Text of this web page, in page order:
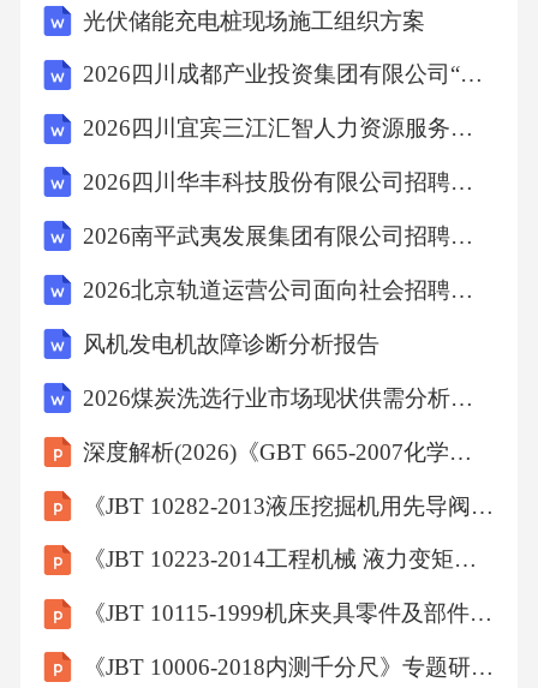
有无颗粒和有颗粒的催化剂反应器中通入混合
气体，使气体离开装置前达到化学平衡，随时
间推移，出气口气体成分变化如下。(9)催化剂
中无添加颗粒与添加颗粒比较，前的平衡含量
下降，其他气体平衡含量升高，可能的原因是_
______。后气体含量发生变化可能的原因是___
____。(10)实验同时发现，不论是否加入，后的
平衡值，可能的原因是_______(化学方程式表
示)。(11)可通过电化学还原制备甲醇，电解原
理如图。双极膜由阳离子交换膜和阴离子交换
膜构成，在直流电场的作用下，双极膜间解离
成和向两极迁移。催化电极上的电极反应式为_
__________。三、三氯化六氨合钴的制备3．
【经典题型】三氯化六氨合钴(Ⅲ)(，)溶于热
水，微溶于冷水，难溶于乙醇，在农业上可用
光伏储能充电桩现场施工组织方案
2026四川成都产业投资集团有限公司“蓉漂人才荟”城市行校园招聘笔试历年参考题库附带答案详解
2026四川宜宾三江汇智人力资源服务有限公司第六批招聘外派项目人员2人笔试历年参考题库附带答案详解
2026四川华丰科技股份有限公司招聘质量工程师岗位测试笔试历年参考题库附带答案详解
2026南平武夷发展集团有限公司招聘应届毕业生笔试笔试历年参考题库附带答案详解
2026北京轨道运营公司面向社会招聘笔试历年参考题库附带答案详解
风机发电机故障诊断分析报告
2026煤炭洗选行业市场现状供需分析及投资评估规划分析研究报告
深度解析(2026)《GBT 665-2007化学试剂 五水合硫酸铜(Ⅱ)(硫酸铜)》
《JBT 10282-2013液压挖掘机用先导阀 技术条件》专题研究报告
《JBT 10223-2014工程机械 液力变矩器清洁度检测方法及指标》专题研究报告
《JBT 10115-1999机床夹具零件及部件 车床用定位轴》专题研究报告
《JBT 10006-2018内测千分尺》专题研究报告